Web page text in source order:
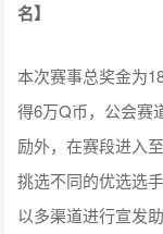
名】
本次赛事总奖金为
得6万Q币，公会赛
励外，在赛段进入
挑选不同的优选选
以多渠道进行宣发